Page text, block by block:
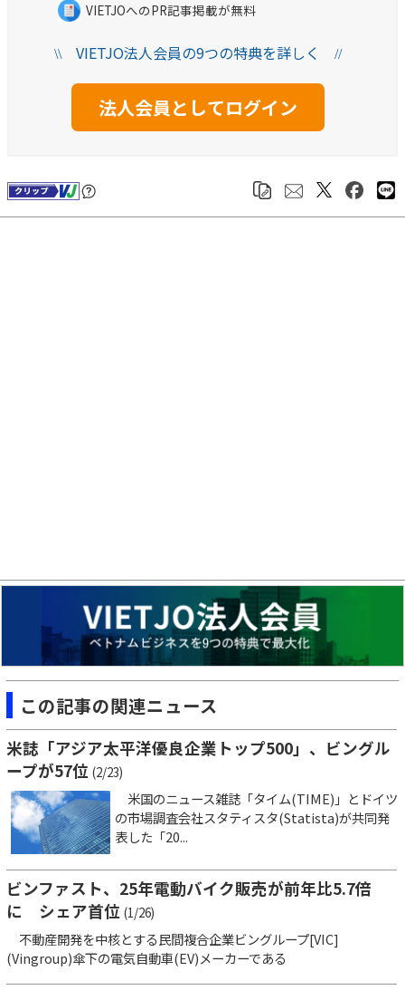
VIETJOへのPR記事掲載が無料
\\VIETJO法人会員の9つの特典を詳しく //
この記事の関連ニュース
米誌「アジア太平洋優良企業トップ500」、ビングル
ープが57位 (2/23)
米国のニュース雑誌「タイム(TIME)」とドイツ
の市場調査会社スタティスタ(Statista)が共同発
表した「20...
ビンファスト、25年電動バイク販売が前年比5.7倍
に シェア首位 (1/26)
不動産開発を中核とする民間複合企業ビングループ[VIC]
(Vingroup)傘下の電気自動車(EV)メーカーである